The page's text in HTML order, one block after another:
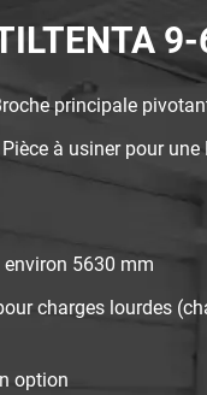
principale
à usiner pour une
5630 mm
charges lourdes
option